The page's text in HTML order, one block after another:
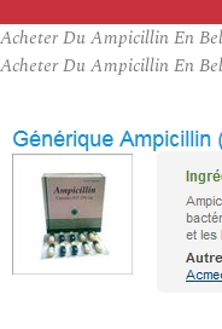
Acheter Du Ampicillin En
Acheter Du Ampicillin En